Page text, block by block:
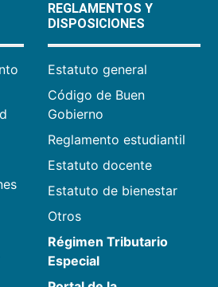
REGLAMENTOS Y
DISPOSICIONES
Estatuto general
Código de Buen
Gobierno
Reglamento estudiantil
Estatuto docente
Estatuto de bienestar
Otros
Régimen Tributario
Especial